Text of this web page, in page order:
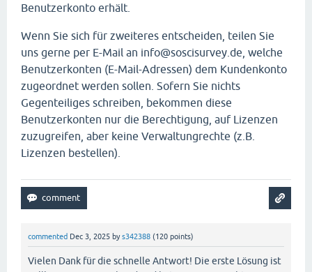
Benutzerkonto erhält.
Wenn Sie sich für zweiteres entscheiden, teilen Sie
uns gerne per E-Mail an info@soscisurvey.de, welche
Benutzerkonten (E-Mail-Adressen) dem Kundenkonto
zugeordnet werden sollen. Sofern Sie nichts
Gegenteiliges schreiben, bekommen diese
Benutzerkonten nur die Berechtigung, auf Lizenzen
zuzugreifen, aber keine Verwaltungrechte (z.B.
Lizenzen bestellen).
commented Dec 3, 2025 bys342388 (120 points)
Vielen Dank für die schnelle Antwort! Die erste Lösung ist